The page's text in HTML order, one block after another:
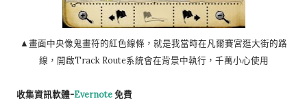
▲畫面中央像鬼畫符的紅色線條，就是我當時在凡爾賽宮逛大街的路
線，開啟Track Route系統會在背景中執行，千萬小心使用
收集資訊軟體-Evernote免費